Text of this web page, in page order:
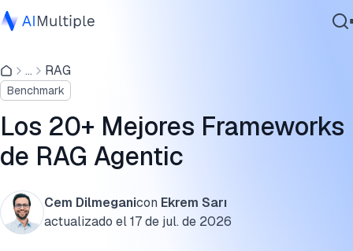
IA agencial
Ciberseguridad
Datos
Software empresarial
Servicios
... RAG
Benchmark
Los 20+ Mejores Frameworks
de RAG Agentic
Cem Dilmeganicon Ekrem Sarı
actualizado el17 de jul. de 2026
Metodología del benchmark de RAG agentic
Frameworks y librerías de RAG agentic
¿Qué es el RAG agentic?
Cómo construir un RAG agentic
¿Cuál es la diferencia entre RAG y RAG agentic?